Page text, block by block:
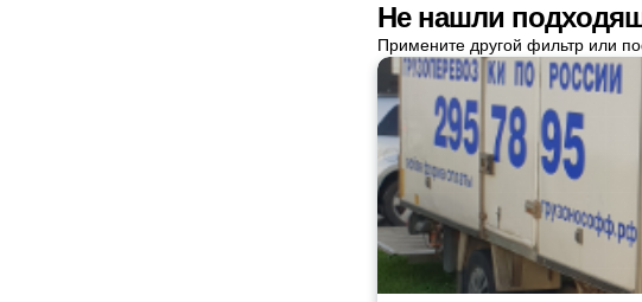
Не нашли
Примените другой фильтр или